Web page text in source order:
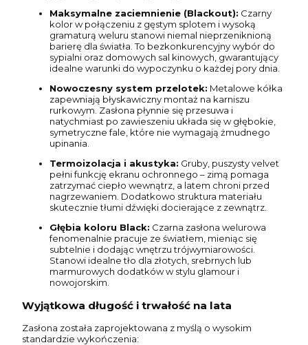
Maksymalne zaciemnienie (Blackout): Czarny
kolor w połączeniu z gęstym splotem i wysoką
gramaturą weluru stanowi niemal nieprzeniknioną
barierę dla światła. To bezkonkurencyjny wybór do
sypialni oraz domowych sal kinowych, gwarantujący
idealne warunki do wypoczynku o każdej pory dnia.
Nowoczesny system przelotek: Metalowe kółka
zapewniają błyskawiczny montaż na karniszu
rurkowym. Zasłona płynnie się przesuwa i
natychmiast po zawieszeniu układa się w głębokie,
symetryczne fale, które nie wymagają żmudnego
upinania.
Termoizolacja i akustyka: Gruby, puszysty velvet
pełni funkcję ekranu ochronnego – zimą pomaga
zatrzymać ciepło wewnątrz, a latem chroni przed
nagrzewaniem. Dodatkowo struktura materiału
skutecznie tłumi dźwięki docierające z zewnątrz.
Głębia koloru Black: Czarna zasłona welurowa
fenomenalnie pracuje ze światłem, mieniąc się
subtelnie i dodając wnętrzu trójwymiarowości.
Stanowi idealne tło dla złotych, srebrnych lub
marmurowych dodatków w stylu glamour i
nowojorskim.
Wyjątkowa długość i trwałość na lata
Zasłona została zaprojektowana z myślą o wysokim
standardzie wykończenia: